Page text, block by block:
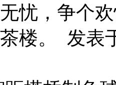
忧，争个
楼。 发表